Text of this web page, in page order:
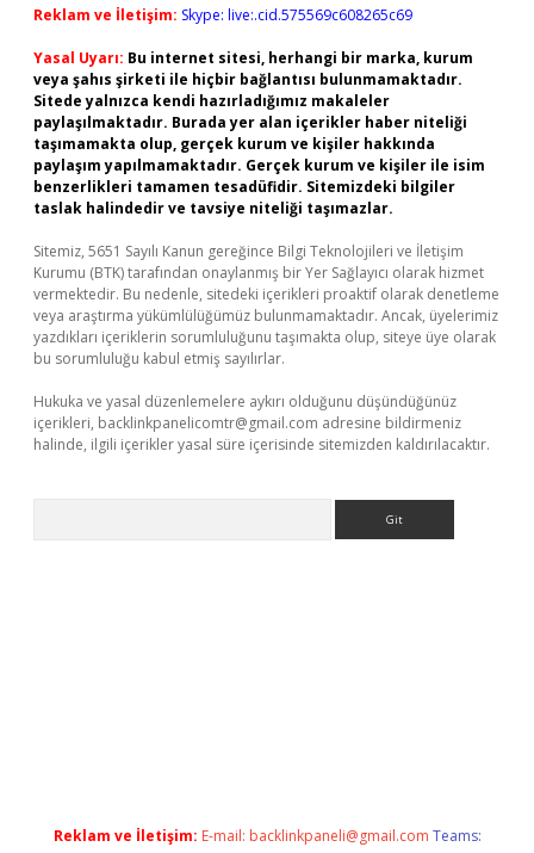
Reklam ve İletişim: Skype: live:.cid.575569c608265c69
Yasal Uyarı: Bu internet sitesi, herhangi bir marka, kurum
veya şahıs şirketi ile hiçbir bağlantısı bulunmamaktadır.
Sitede yalnızca kendi hazırladığımız makaleler
paylaşılmaktadır. Burada yer alan içerikler haber niteliği
taşımamakta olup, gerçek kurum ve kişiler hakkında
paylaşım yapılmamaktadır. Gerçek kurum ve kişiler ile isim
benzerlikleri tamamen tesadüfidir. Sitemizdeki bilgiler
taslak halindedir ve tavsiye niteliği taşımazlar.
Sitemiz, 5651 Sayılı Kanun gereğince Bilgi Teknolojileri ve İletişim
Kurumu (BTK) tarafından onaylanmış bir Yer Sağlayıcı olarak hizmet
vermektedir. Bu nedenle, sitedeki içerikleri proaktif olarak denetleme
veya araştırma yükümlülüğümüz bulunmamaktadır. Ancak, üyelerimiz
yazdıkları içeriklerin sorumluluğunu taşımakta olup, siteye üye olarak
bu sorumluluğu kabul etmiş sayılırlar.
Hukuka ve yasal düzenlemelere aykırı olduğunu düşündüğünüz
içerikleri, backlinkpanelicomtr@gmail.com adresine bildirmeniz
halinde, ilgili içerikler yasal süre içerisinde sitemizden kaldırılacaktır.
Reklam ve İletişim: E-mail: backlinkpaneli@gmail.com Teams: